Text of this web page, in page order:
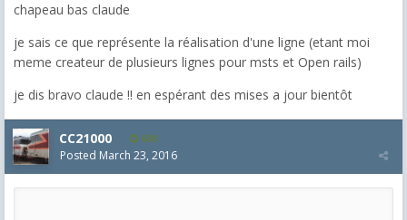
chapeau bas claude
je sais ce que représente la réalisation d'une ligne (etant moi
meme createur de plusieurs lignes pour msts et Open rails)
je dis bravo claude !! en espérant des mises a jour bientôt
CC21000 608
Posted March 23, 2016